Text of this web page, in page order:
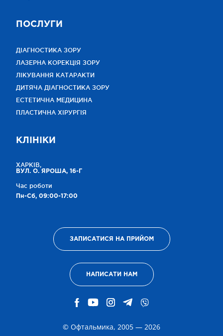
ПОСЛУГИ
ДІАГНОСТИКА ЗОРУ
ЛАЗЕРНА КОРЕКЦІЯ ЗОРУ
ЛІКУВАННЯ КАТАРАКТИ
ДИТЯЧА ДІАГНОСТИКА ЗОРУ
ЕСТЕТИЧНА МЕДИЦИНА
ПЛАСТИЧНА ХІРУРГІЯ
КЛІНІКИ
ХАРКІВ,
ВУЛ. О. ЯРОША, 16-Г
Час роботи
Пн-Сб, 09:00-17:00
ЗАПИСАТИСЯ НА ПРИЙОМ
НАПИСАТИ НАМ
© Офтальмика, 2005 — 2026